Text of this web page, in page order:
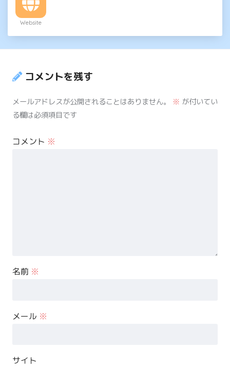
Website
コメントを残す
メールアドレスが公開されることはありません。 ※ が付いてい
る欄は必須項目です
コメント ※
名前 ※
メール ※
サイト